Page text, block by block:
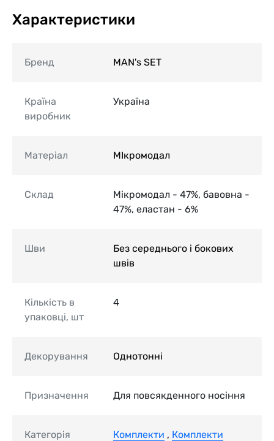
Характеристики
Бренд MAN's SET
Країна
виробник
Україна
Матеріал МІкромодал
Склад
Мікромодал - 47%, бавовна -
47%, еластан - 6%
Шви
Без середнього і бокових
швів
Кількість в
упаковці, шт
4
Декорування Однотонні
Призначення Для повсякденного носіння
Категорія Комплекти , Комплекти